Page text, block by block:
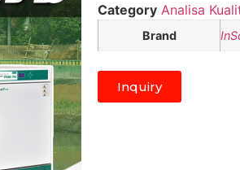
Category Analisa
Brand
Inquiry